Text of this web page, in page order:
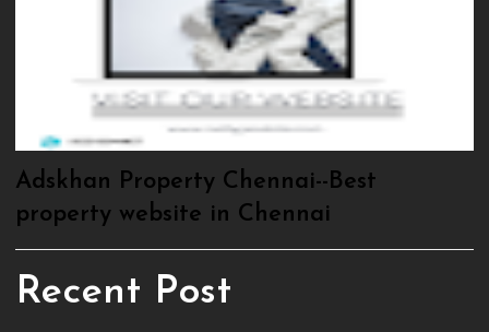
Adskhan Property Chennai--Best
property website in Chennai
Recent Post